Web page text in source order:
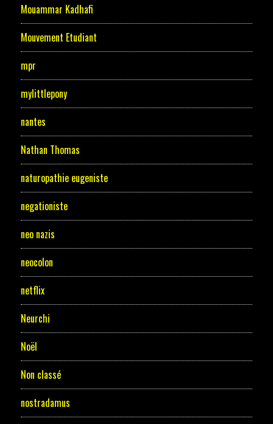
Mouammar Kadhafi
Mouvement Etudiant
mpr
mylittlepony
nantes
Nathan Thomas
naturopathie eugeniste
negationiste
neo nazis
neocolon
netflix
Neurchi
Noël
Non classé
nostradamus